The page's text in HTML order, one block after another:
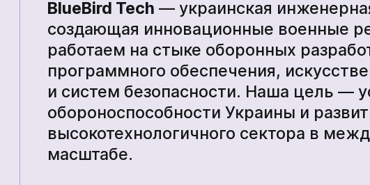
Прочие технические средства БпАК
Академия
BlueBird Tech — украинская
создающая инновационные военные
работаем на стыке оборонных
программного обеспечения,
и систем безопасности. Наша цель —
обороноспособности Украины и
высокотехнологичного сектора в
масштабе.